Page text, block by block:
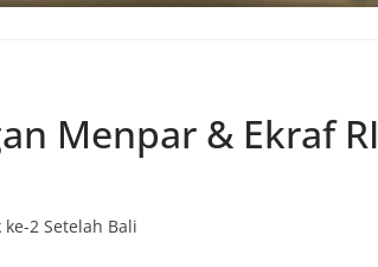
Menpar & Ekraf RI
2 Setelah Bali